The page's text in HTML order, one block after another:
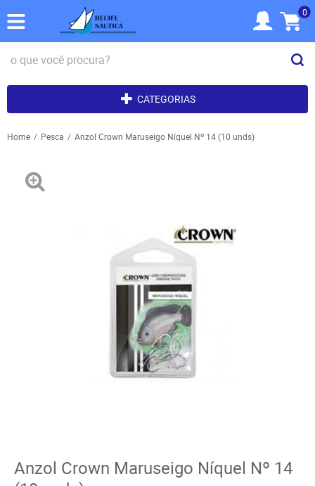
0
CATEGORIAS
Home Pesca Anzol Crown Maruseigo Níquel Nº 14 (10 unds)
Anzol Crown Maruseigo Níquel Nº 14